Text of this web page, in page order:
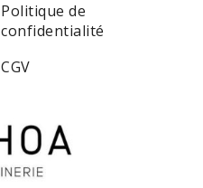
Politique de
confidentialité
CGV